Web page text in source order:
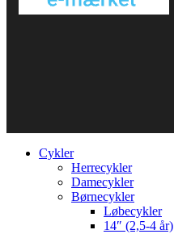
Cykler
Herrecykler
Damecykler
Børnecykler
Løbecykler
14″ (2,5-4 år)